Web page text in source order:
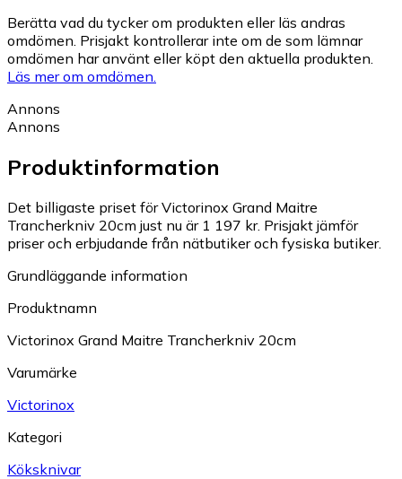
Berätta vad du tycker om produkten eller läs andras
omdömen. Prisjakt kontrollerar inte om de som lämnar
omdömen har använt eller köpt den aktuella produkten.
Läs mer om omdömen.
Annons
Annons
Produktinformation
Det billigaste priset för Victorinox Grand Maitre
Trancherkniv 20cm just nu är 1 197 kr. Prisjakt jämför
priser och erbjudande från nätbutiker och fysiska butiker.
Grundläggande information
Produktnamn
Victorinox Grand Maitre Trancherkniv 20cm
Varumärke
Victorinox
Kategori
Köksknivar